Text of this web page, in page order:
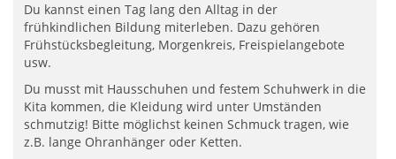
Du kannst einen Tag lang den Alltag in der
frühkindlichen Bildung miterleben. Dazu gehören
Frühstücksbegleitung, Morgenkreis, Freispielangebote
usw.
Du musst mit Hausschuhen und festem Schuhwerk in die
Kita kommen, die Kleidung wird unter Umständen
schmutzig! Bitte möglichst keinen Schmuck tragen, wie
z.B. lange Ohranhänger oder Ketten.